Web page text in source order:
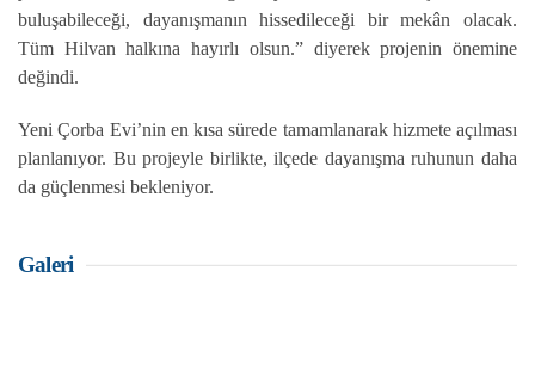
buluşabileceği, dayanışmanın hissedileceği bir mekân olacak.
Tüm Hilvan halkına hayırlı olsun.” diyerek projenin önemine
değindi.
Yeni Çorba Evi’nin en kısa sürede tamamlanarak hizmete açılması
planlanıyor. Bu projeyle birlikte, ilçede dayanışma ruhunun daha
da güçlenmesi bekleniyor.
Galeri